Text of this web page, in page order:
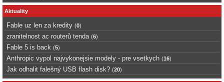
Aktuality
Fable uz len za kredity (0)
zranitelnost ac routerů tenda (6)
Fable 5 is back (5)
Anthropic vypol najvykonejsie modely - pre vsetkych (16)
Jak odhalit falešný USB flash disk? (20)